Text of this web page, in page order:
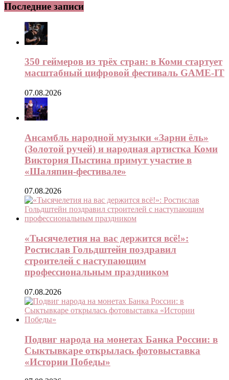
Последние записи
350 геймеров из трёх стран: в Коми стартует
масштабный цифровой фестиваль GAME-IT
07.08.2026
Ансамбль народной музыки «Зарни ёль»
(Золотой ручей) и народная артистка Коми
Виктория Пыстина примут участие в
«Шаляпин-фестивале»
07.08.2026
«Тысячелетия на вас держится всё!»:
Ростислав Гольдштейн поздравил
строителей с наступающим
профессиональным праздником
07.08.2026
Подвиг народа на монетах Банка России: в
Сыктывкаре открылась фотовыставка
«Истории Победы»